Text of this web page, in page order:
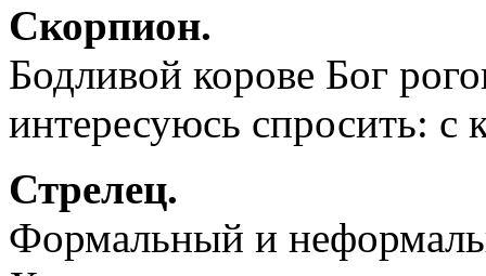
Скорпион.
Бодливой корове Бог
интересуюсь спросить:
Стрелец.
Формальный и